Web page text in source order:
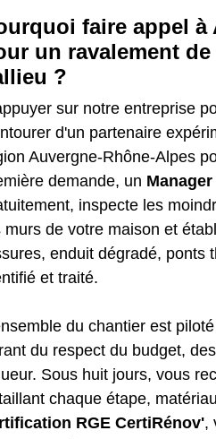
faire appel à
un ravalement
?
sur notre entreprise
d'un partenaire
Auvergne-Rhône-Alpes
demande, un
inspecte les
murs de votre maison et
enduit dégradé, ponts
et traité.
du chantier est
du respect du budget,
Sous huit jours, vous
chaque étape,
RGE CertiRénov',